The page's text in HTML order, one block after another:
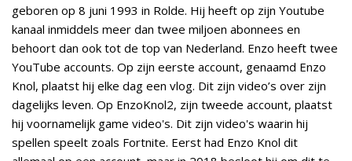
geboren op 8 juni 1993 in Rolde. Hij heeft op zijn Youtube
kanaal inmiddels meer dan twee miljoen abonnees en
behoort dan ook tot de top van Nederland. Enzo heeft twee
YouTube accounts. Op zijn eerste account, genaamd Enzo
Knol, plaatst hij elke dag een vlog. Dit zijn video’s over zijn
dagelijks leven. Op EnzoKnol2, zijn tweede account, plaatst
hij voornamelijk game video's. Dit zijn video's waarin hij
spellen speelt zoals Fortnite. Eerst had Enzo Knol dit